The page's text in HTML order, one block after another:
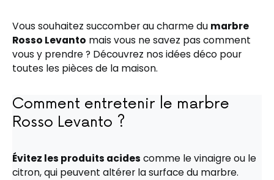
Vous souhaitez succomber au charme du marbre
Rosso Levanto mais vous ne savez pas comment
vous y prendre ? Découvrez nos idées déco pour
toutes les pièces de la maison.
Comment entretenir le marbre
Rosso Levanto ?
Évitez les produits acides comme le vinaigre ou le
citron, qui peuvent altérer la surface du marbre.